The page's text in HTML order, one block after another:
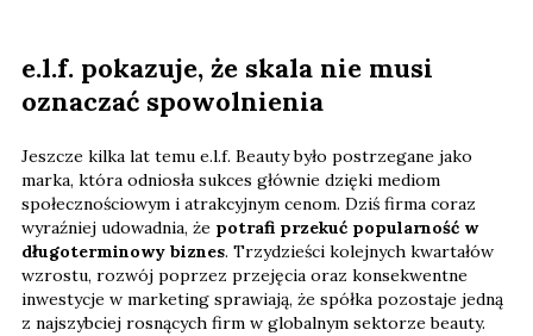
e.l.f. pokazuje, że skala nie musi
oznaczać spowolnienia
Jeszcze kilka lat temu e.l.f. Beauty było postrzegane jako
marka, która odniosła sukces głównie dzięki mediom
społecznościowym i atrakcyjnym cenom. Dziś firma coraz
wyraźniej udowadnia, że potrafi przekuć popularność w
długoterminowy biznes. Trzydzieści kolejnych kwartałów
wzrostu, rozwój poprzez przejęcia oraz konsekwentne
inwestycje w marketing sprawiają, że spółka pozostaje jedną
z najszybciej rosnących firm w globalnym sektorze beauty.